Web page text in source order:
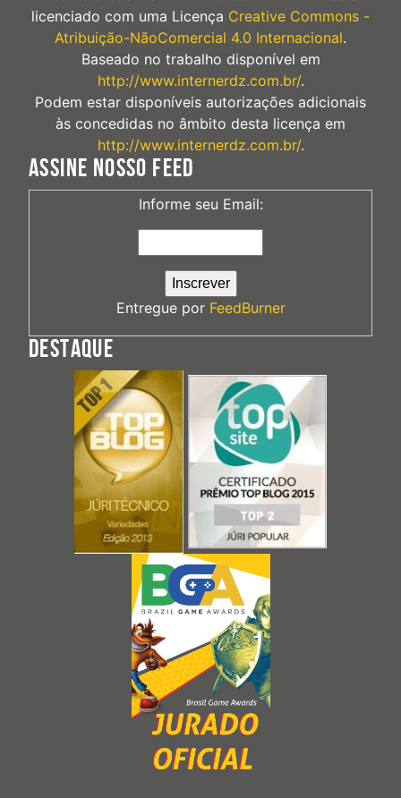
licenciado com uma Licença Creative Commons -
Atribuição-NãoComercial 4.0 Internacional.
Baseado no trabalho disponível em
http://www.internerdz.com.br/.
Podem estar disponíveis autorizações adicionais
às concedidas no âmbito desta licença em
http://www.internerdz.com.br/.
ASSINE NOSSO FEED
Informe seu Email:
Entregue por FeedBurner
DESTAQUE